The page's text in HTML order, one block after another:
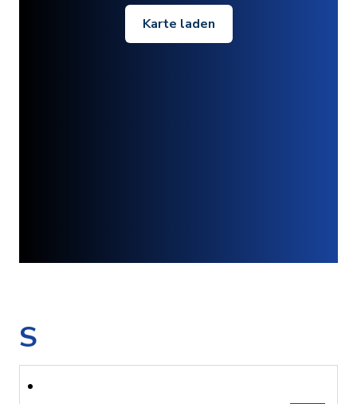
Karte laden
S